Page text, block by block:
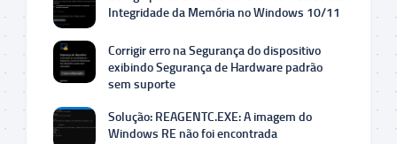
Integridade da Memória no Windows 10/11
Corrigir erro na Segurança do dispositivo
exibindo Segurança de Hardware padrão
sem suporte
Solução: REAGENTC.EXE: A imagem do
Windows RE não foi encontrada